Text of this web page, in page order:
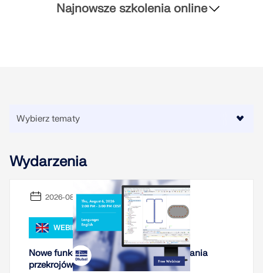
Najnowsze szkolenia online
Wydarzenia
2026-08-06
WEBINARIUM
Nowe funkcje modelowania i wymiarowania
przekrojów w programie RSECTION